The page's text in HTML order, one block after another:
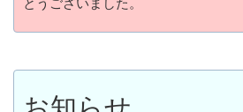
とうございました。